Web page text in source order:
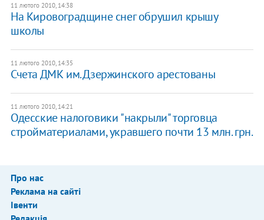
11 лютого 2010, 14:38
На Кировоградщине снег обрушил крышу
школы
11 лютого 2010, 14:35
Счета ДМК им. Дзержинского арестованы
11 лютого 2010, 14:21
Одесские налоговики "накрыли" торговца
стройматериалами, укравшего почти 13 млн. грн.
Про нас
Реклама на сайті
Івенти